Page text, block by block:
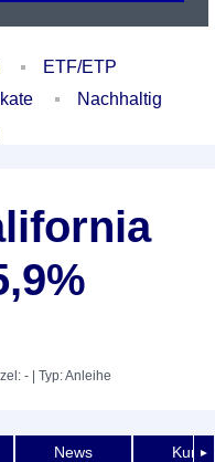
ETF/ETP
Nachhaltig
- | Typ: Anleihe
►
News